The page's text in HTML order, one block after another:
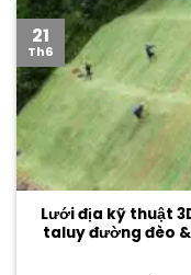
Lưới địa kỹ thuật
taluy đường đèo &
21
Th6